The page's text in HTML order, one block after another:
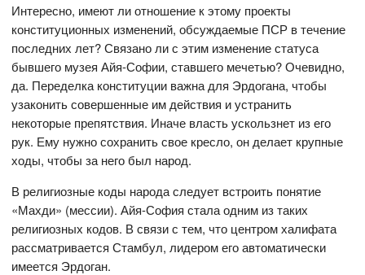
Интересно, имеют ли отношение к этому проекты
конституционных изменений, обсуждаемые ПСР в течение
последних лет? Связано ли с этим изменение статуса
бывшего музея Айя-Софии, ставшего мечетью? Очевидно,
да. Переделка конституции важна для Эрдогана, чтобы
узаконить совершенные им действия и устранить
некоторые препятствия. Иначе власть ускользнет из его
рук. Ему нужно сохранить свое кресло, он делает крупные
ходы, чтобы за него был народ.
В религиозные коды народа следует встроить понятие
«Махди» (мессии). Айя-София стала одним из таких
религиозных кодов. В связи с тем, что центром халифата
рассматривается Стамбул, лидером его автоматически
имеется Эрдоган.